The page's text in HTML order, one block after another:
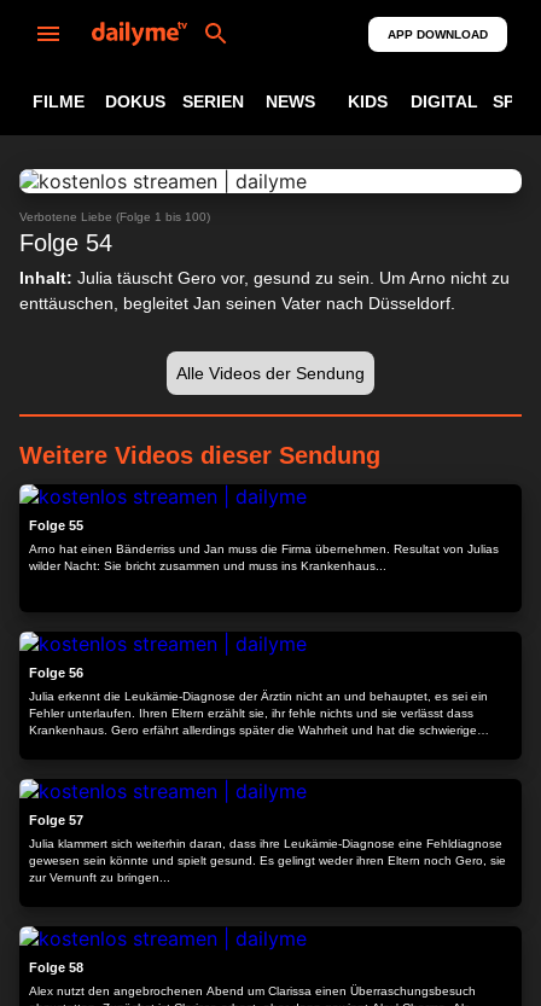
APP DOWNLOAD
FILME DOKUS SERIEN NEWS KIDS DIGITAL
Verbotene Liebe (Folge 1 bis 100)
Folge 54
Inhalt: Julia täuscht Gero vor, gesund zu sein. Um Arno nicht zu
enttäuschen, begleitet Jan seinen Vater nach Düsseldorf.
Alle Videos der Sendung
Weitere Videos dieser Sendung
Folge 55
Arno hat einen Bänderriss und Jan muss die Firma übernehmen. Resultat von Julias
wilder Nacht: Sie bricht zusammen und muss ins Krankenhaus...
Folge 56
Julia erkennt die Leukämie-Diagnose der Ärztin nicht an und behauptet, es sei ein
Fehler unterlaufen. Ihren Eltern erzählt sie, ihr fehle nichts und sie verlässt dass
Krankenhaus. Gero erfährt allerdings später die Wahrheit und hat die schwierige
Folge 57
Julia klammert sich weiterhin daran, dass ihre Leukämie-Diagnose eine Fehldiagnose
gewesen sein könnte und spielt gesund. Es gelingt weder ihren Eltern noch Gero, sie
zur Vernunft zu bringen...
Folge 58
Alex nutzt den angebrochenen Abend um Clarissa einen Überraschungsbesuch